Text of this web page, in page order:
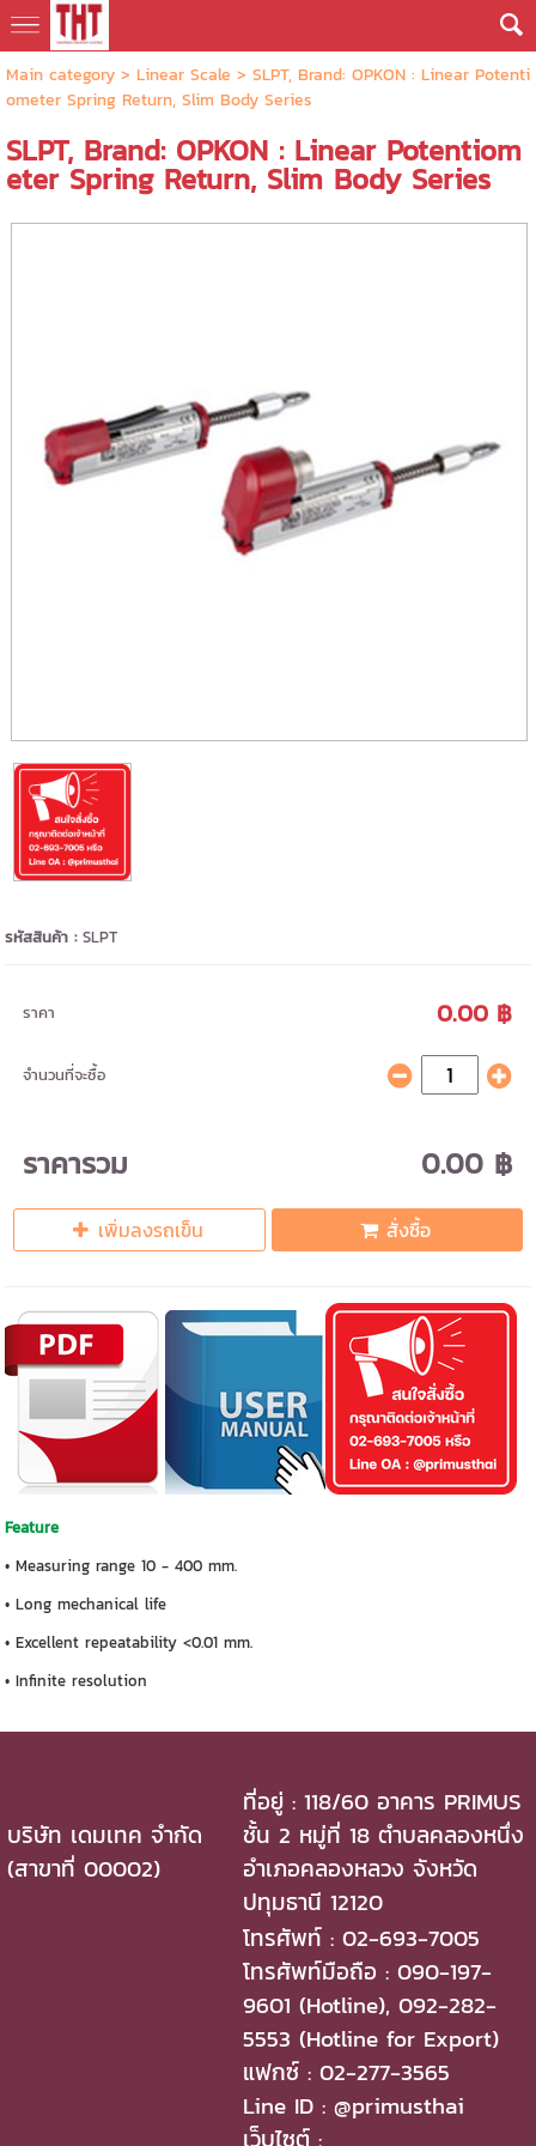
Main category> Linear Scale > SLPT, Brand: OPKON : Linear Potenti
ometer Spring Return, Slim Body Series
SLPT, Brand: OPKON : Linear Potentiom
eter Spring Return, Slim Body Series
รหัสสินค้า :SLPT
ราคา 0.00 ฿
จำนวนที่จะซื้อ
ราคารวม 0.00 ฿
เพิ่มลงรถเข็น สั่งซื้อ
Feature
• Measuring range 10 - 400 mm.
• Long mechanical life
• Excellent repeatability <0.01 mm.
• Infinite resolution
บริษัท เดมเทค จำกัด
(สาขาที่ 00002)
ที่อยู่ : 118/60 อาคาร PRIMUS
ชั้น 2 หมู่ที่ 18 ตำบลคลองหนึ่ง
อำเภอคลองหลวง จังหวัด
ปทุมธานี 12120
โทรศัพท์ : 02-693-7005
โทรศัพท์มือถือ : 090-197-
9601 (Hotline), 092-282-
5553 (Hotline for Export)
แฟกซ์ : 02-277-3565
Line ID : @primusthai
เว็บไซต์ :